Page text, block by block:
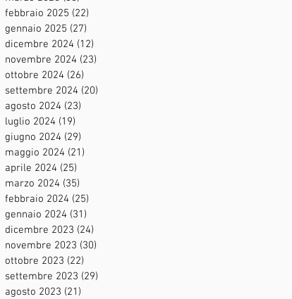
febbraio 2025 (22)
gennaio 2025 (27)
dicembre 2024 (12)
novembre 2024 (23)
ottobre 2024 (26)
settembre 2024 (20)
agosto 2024 (23)
luglio 2024 (19)
giugno 2024 (29)
maggio 2024 (21)
aprile 2024 (25)
marzo 2024 (35)
febbraio 2024 (25)
gennaio 2024 (31)
dicembre 2023 (24)
novembre 2023 (30)
ottobre 2023 (22)
settembre 2023 (29)
agosto 2023 (21)